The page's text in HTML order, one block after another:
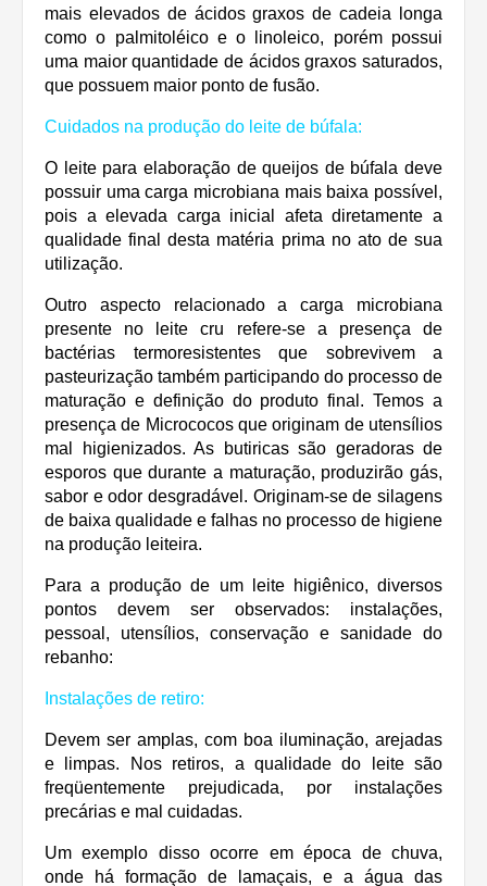
mais elevados de ácidos graxos de cadeia longa
como o palmitoléico e o linoleico, porém possui
uma maior quantidade de ácidos graxos saturados,
que possuem maior ponto de fusão.
Cuidados na produção do leite de búfala:
O leite para elaboração de queijos de búfala deve
possuir uma carga microbiana mais baixa possível,
pois a elevada carga inicial afeta diretamente a
qualidade final desta matéria prima no ato de sua
utilização.
Outro aspecto relacionado a carga microbiana
presente no leite cru refere-se a presença de
bactérias termoresistentes que sobrevivem a
pasteurização também participando do processo de
maturação e definição do produto final. Temos a
presença de Micrococos que originam de utensílios
mal higienizados. As butiricas são geradoras de
esporos que durante a maturação, produzirão gás,
sabor e odor desgradável. Originam-se de silagens
de baixa qualidade e falhas no processo de higiene
na produção leiteira.
Para a produção de um leite higiênico, diversos
pontos devem ser observados: instalações,
pessoal, utensílios, conservação e sanidade do
rebanho:
Instalações de retiro:
Devem ser amplas, com boa iluminação, arejadas
e limpas. Nos retiros, a qualidade do leite são
freqüentemente prejudicada, por instalações
precárias e mal cuidadas.
Um exemplo disso ocorre em época de chuva,
onde há formação de lamaçais, e a água das